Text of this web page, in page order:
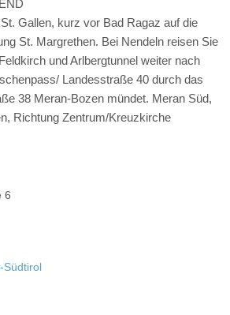
Gallen, kurz vor Bad Ragaz auf die
St. Margrethen. Bei Nendeln reisen Sie
und Arlbergtunnel weiter nach
Landesstraße 40 durch das
38 Meran-Bozen mündet. Meran Süd,
Richtung Zentrum/Kreuzkirche
6
Südtirol